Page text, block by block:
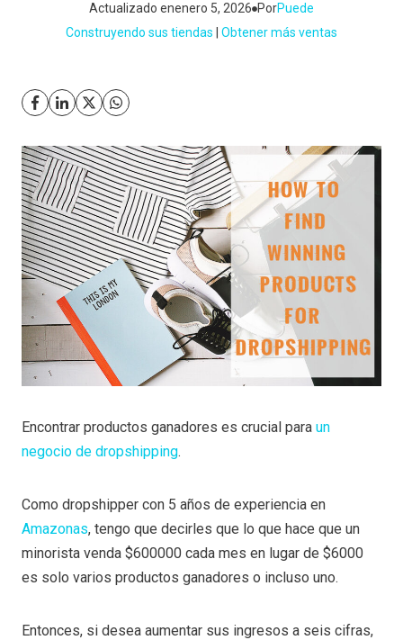
Actualizado enenero 5, 2026 PorPuede
Construyendo sus tiendas
Obtener más ventas
Encontrar productos ganadores es crucial para un
negocio de dropshipping.
Como dropshipper con 5 años de experiencia en
Amazonas, tengo que decirles que lo que hace que un
minorista venda $600000 cada mes en lugar de $6000
es solo varios productos ganadores o incluso uno.
Entonces, si desea aumentar sus ingresos a seis cifras,